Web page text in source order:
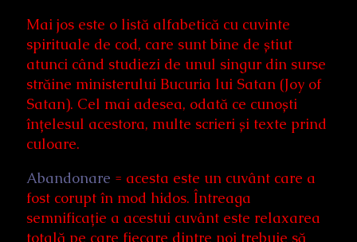
Mai jos este o listă alfabetică cu cuvinte
spirituale de cod, care sunt bine de știut
atunci când studiezi de unul singur din surse
străine ministerului Bucuria lui Satan (Joy of
Satan). Cel mai adesea, odată ce cunoști
înțelesul acestora, multe scrieri și texte prind
culoare.
Abandonare = acesta este un cuvânt care a
fost corupt în mod hidos. Întreaga
semnificație a acestui cuvânt este relaxarea
totală pe care fiecare dintre noi trebuie să